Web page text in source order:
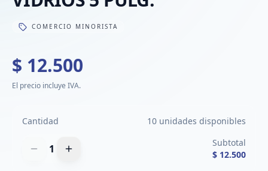
COMERCIO MINORISTA
$ 12.500
El precio incluye IVA.
Cantidad 10 unidades disponibles
1
Subtotal
$ 12.500